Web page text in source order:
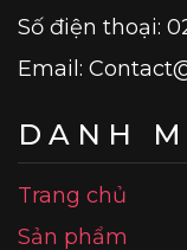
Số điện thoại:
Email:
DANH
Trang chủ
Sản phẩm